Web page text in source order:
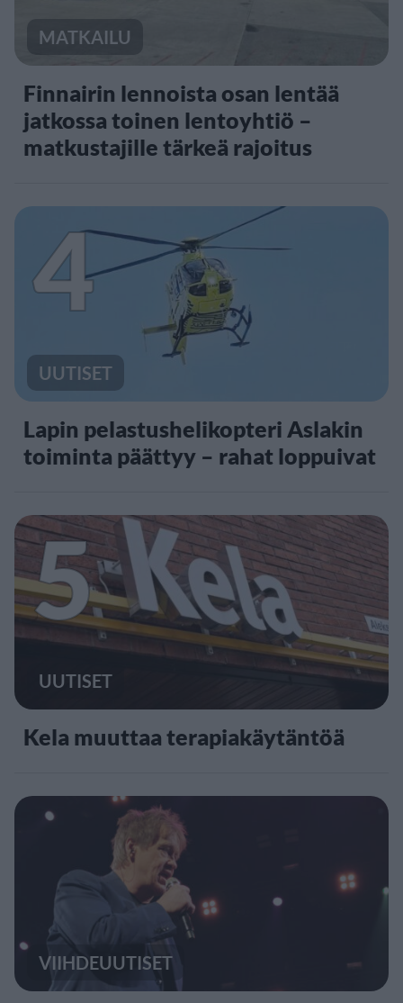
MATKAILU
Finnairin lennoista osan lentää
jatkossa toinen lentoyhtiö –
matkustajille tärkeä rajoitus
4
UUTISET
Lapin pelastushelikopteri Aslakin
toiminta päättyy – rahat loppuivat
5
UUTISET
Kela muuttaa terapiakäytäntöä
VIIHDEUUTISET